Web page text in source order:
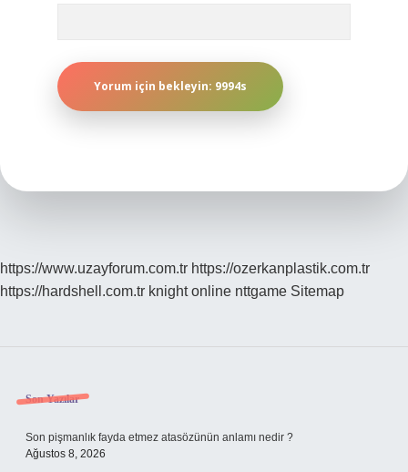
https://www.uzayforum.com.tr https://ozerkanplastik.com.tr
https://hardshell.com.tr knight online nttgame Sitemap
Sidebar
Son Yazılar
Son pişmanlık fayda etmez atasözünün anlamı nedir ?
Ağustos 8, 2026